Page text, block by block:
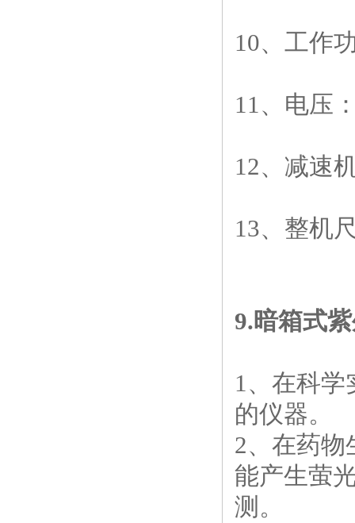
10、工作
11、电压
12、减速
13、整机
9.暗箱式
1、在科学
的仪器。
2、在药物
能产生萤
测。